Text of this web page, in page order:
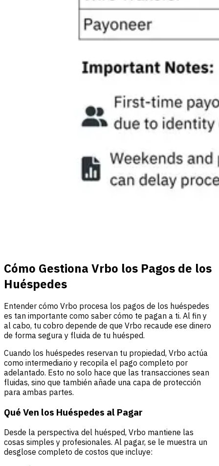
Cómo Gestiona Vrbo los Pagos de los
Huéspedes
Entender cómo Vrbo procesa los pagos de los huéspedes
es tan importante como saber cómo te pagan a ti. Al fin y
al cabo, tu cobro depende de que Vrbo recaude ese dinero
de forma segura y fluida de tu huésped.
Cuando los huéspedes reservan tu propiedad, Vrbo actúa
como intermediario y recopila el pago completo por
adelantado. Esto no solo hace que las transacciones sean
fluidas, sino que también añade una capa de protección
para ambas partes.
Qué Ven los Huéspedes al Pagar
Desde la perspectiva del huésped, Vrbo mantiene las
cosas simples y profesionales. Al pagar, se le muestra un
desglose completo de costos que incluye: